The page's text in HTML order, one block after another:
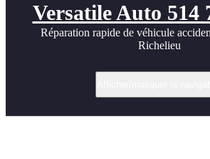
Versatile Auto 514
Réparation rapide de véhicule
Richelieu